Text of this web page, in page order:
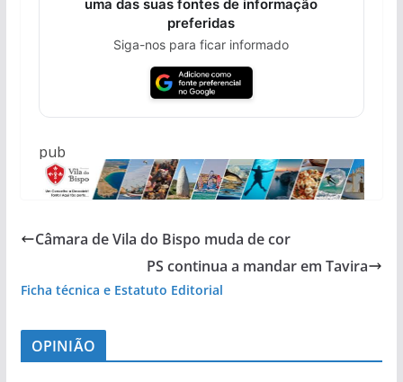
uma das suas fontes de informação
preferidas
Siga-nos para ficar informado
pub
Câmara de Vila do Bispo muda de cor
PS continua a mandar em Tavira
Ficha técnica e Estatuto Editorial
OPINIÃO